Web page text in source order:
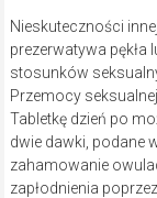
Nieskuteczności
prezerwatywa pękła
stosunków
Przemocy seksualnej
Tabletkę dzień po
dwie dawki, podane
zahamowanie
zapłodnienia